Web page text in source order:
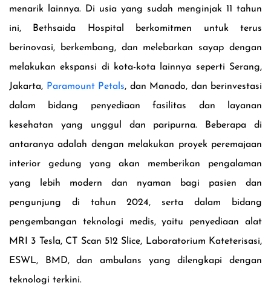
menarik lainnya.
Di usia yang sudah menginjak 11 tahun
ini, Bethsaida Hospital berkomitmen untuk terus
berinovasi, berkembang, dan melebarkan sayap dengan
melakukan ekspansi di kota-kota lainnya seperti Serang,
Jakarta, Paramount Petals, dan Manado, dan berinvestasi
dalam bidang penyediaan fasilitas dan layanan
kesehatan yang unggul dan paripurna. Beberapa di
antaranya adalah dengan melakukan proyek peremajaan
interior gedung yang akan memberikan pengalaman
yang lebih modern dan nyaman bagi pasien dan
pengunjung di tahun 2024, serta dalam bidang
pengembangan teknologi medis, yaitu penyediaan alat
MRI 3 Tesla, CT Scan 512 Slice, Laboratorium Kateterisasi,
ESWL, BMD, dan ambulans yang dilengkapi dengan
teknologi terkini.